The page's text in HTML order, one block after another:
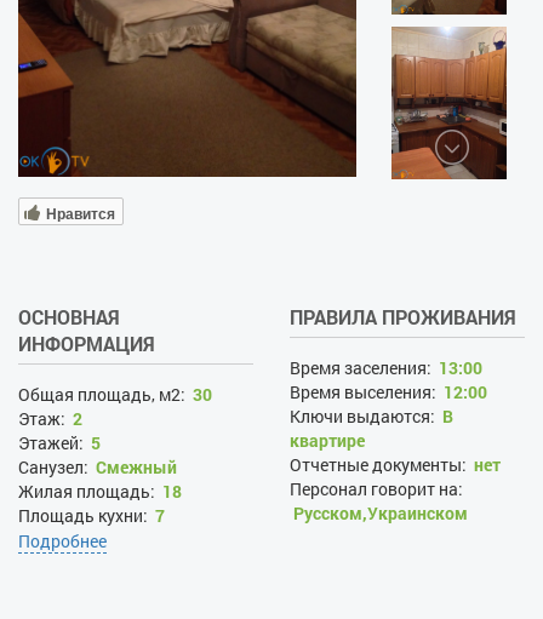
Нравится
ОСНОВНАЯ
ИНФОРМАЦИЯ
Общая площадь, м2: 30
Этаж: 2
Этажей: 5
Санузел: Смежный
Жилая площадь: 18
Площадь кухни: 7
Вид из окна во двор:
ПРАВИЛА ПРОЖИВАНИЯ
Время заселения: 13:00
Время выселения: 12:00
Ключи выдаются: В
квартире
Отчетные документы: нет
Персонал говорит на:
Русском,Украинском
Подробнее